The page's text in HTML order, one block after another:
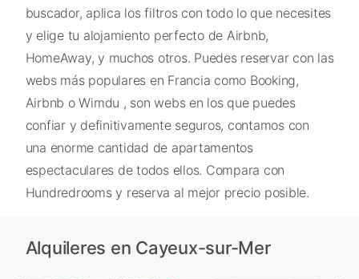
buscador, aplica los filtros con todo lo que necesites
y elige tu alojamiento perfecto de Airbnb,
HomeAway, y muchos otros. Puedes reservar con las
webs más populares en Francia como Booking,
Airbnb o Wimdu , son webs en los que puedes
confiar y definitivamente seguros, contamos con
una enorme cantidad de apartamentos
espectaculares de todos ellos. Compara con
Hundredrooms y reserva al mejor precio posible.
Alquileres en Cayeux-sur-Mer